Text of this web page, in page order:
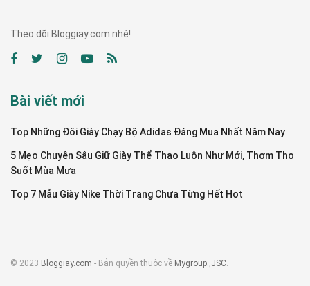
Theo dõi Bloggiay.com nhé!
Bài viết mới
Top Những Đôi Giày Chạy Bộ Adidas Đáng Mua Nhất Năm Nay
5 Mẹo Chuyên Sâu Giữ Giày Thể Thao Luôn Như Mới, Thơm Tho
Suốt Mùa Mưa
Top 7 Mẫu Giày Nike Thời Trang Chưa Từng Hết Hot
© 2023 Bloggiay.com - Bản quyền thuộc về Mygroup.,JSC.